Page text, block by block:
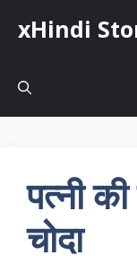
xHindi
पत्नी
चोदा